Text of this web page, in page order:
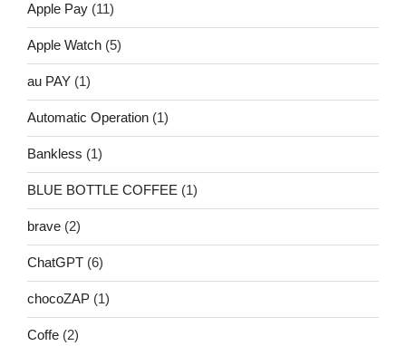
Apple Pay (11)
Apple Watch (5)
au PAY (1)
Automatic Operation (1)
Bankless (1)
BLUE BOTTLE COFFEE (1)
brave (2)
ChatGPT (6)
chocoZAP (1)
Coffe (2)